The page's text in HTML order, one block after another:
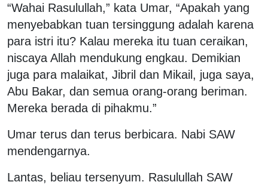
“Wahai Rasulullah,” kata Umar, “Apakah yang
menyebabkan tuan tersinggung adalah karena
para istri itu? Kalau mereka itu tuan ceraikan,
niscaya Allah mendukung engkau. Demikian
juga para malaikat, Jibril dan Mikail, juga saya,
Abu Bakar, dan semua orang-orang beriman.
Mereka berada di pihakmu.”
Umar terus dan terus berbicara. Nabi SAW
mendengarnya.
Lantas, beliau tersenyum. Rasulullah SAW